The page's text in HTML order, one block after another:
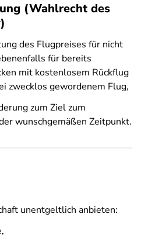
(Wahlrecht des
des Flugpreises für nicht
für bereits
mit kostenlosem Rückflug
zwecklos gewordenem Flug,
zum Ziel zum
wunschgemäßen Zeitpunkt.
unentgeltlich anbieten: